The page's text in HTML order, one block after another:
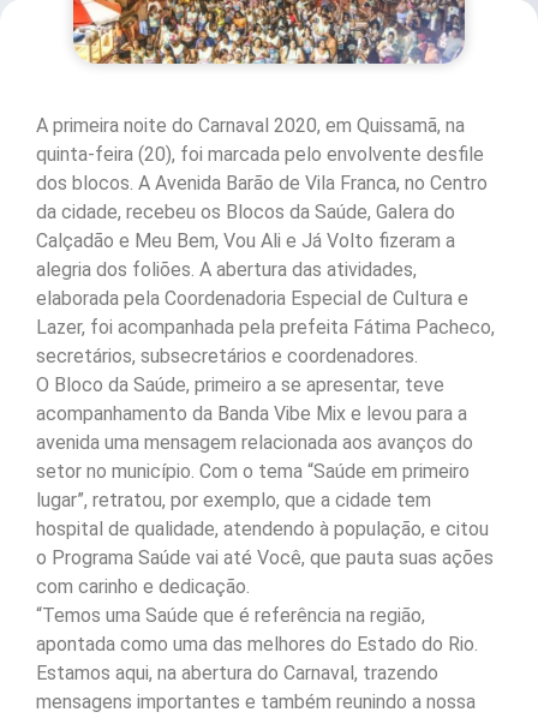
A primeira noite do Carnaval 2020, em Quissamã, na
quinta-feira (20), foi marcada pelo envolvente desfile
dos blocos. A Avenida Barão de Vila Franca, no Centro
da cidade, recebeu os Blocos da Saúde, Galera do
Calçadão e Meu Bem, Vou Ali e Já Volto fizeram a
alegria dos foliões. A abertura das atividades,
elaborada pela Coordenadoria Especial de Cultura e
Lazer, foi acompanhada pela prefeita Fátima Pacheco,
secretários, subsecretários e coordenadores.
O Bloco da Saúde, primeiro a se apresentar, teve
acompanhamento da Banda Vibe Mix e levou para a
avenida uma mensagem relacionada aos avanços do
setor no município. Com o tema “Saúde em primeiro
lugar”, retratou, por exemplo, que a cidade tem
hospital de qualidade, atendendo à população, e citou
o Programa Saúde vai até Você, que pauta suas ações
com carinho e dedicação.
“Temos uma Saúde que é referência na região,
apontada como uma das melhores do Estado do Rio.
Estamos aqui, na abertura do Carnaval, trazendo
mensagens importantes e também reunindo a nossa